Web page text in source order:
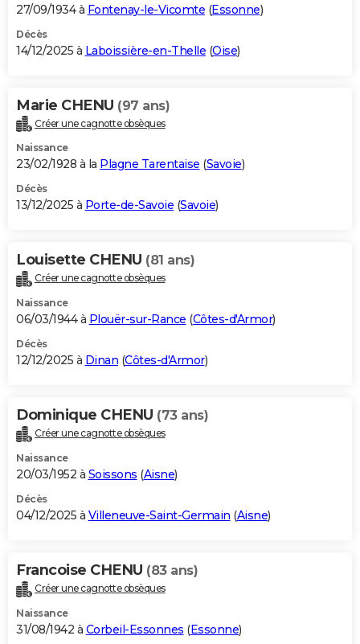
27/09/1934 à Fontenay-le-Vicomte (Essonne)
Décès
14/12/2025 à Laboissière-en-Thelle (Oise)
Marie CHENU (97 ans)
Créer une cagnotte obsèques
Naissance
23/02/1928 à la Plagne Tarentaise (Savoie)
Décès
13/12/2025 à Porte-de-Savoie (Savoie)
Louisette CHENU (81 ans)
Créer une cagnotte obsèques
Naissance
06/03/1944 à Plouër-sur-Rance (Côtes-d'Armor)
Décès
12/12/2025 à Dinan (Côtes-d'Armor)
Dominique CHENU (73 ans)
Créer une cagnotte obsèques
Naissance
20/03/1952 à Soissons (Aisne)
Décès
04/12/2025 à Villeneuve-Saint-Germain (Aisne)
Francoise CHENU (83 ans)
Créer une cagnotte obsèques
Naissance
31/08/1942 à Corbeil-Essonnes (Essonne)